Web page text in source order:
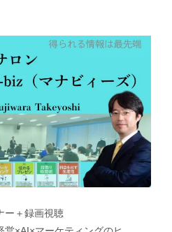
ー＋録画視聴